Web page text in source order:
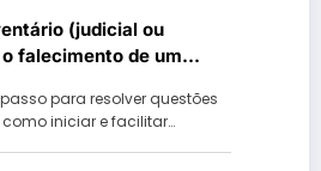
(judicial ou
falecimento de um
para resolver questões
iniciar e facilitar…